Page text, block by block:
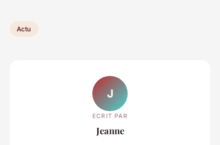
Actu
J
ECRIT PAR
Jeanne